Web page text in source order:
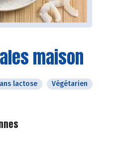
maison
lactose
Végétarien